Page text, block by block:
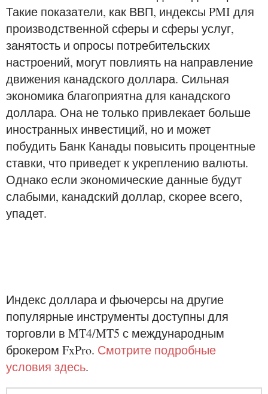
Такие показатели, как ВВП, индексы PMI для
производственной сферы и сферы услуг,
занятость и опросы потребительских
настроений, могут повлиять на направление
движения канадского доллара. Сильная
экономика благоприятна для канадского
доллара. Она не только привлекает больше
иностранных инвестиций, но и может
побудить Банк Канады повысить процентные
ставки, что приведет к укреплению валюты.
Однако если экономические данные будут
слабыми, канадский доллар, скорее всего,
упадет.
Индекс доллара и фьючерсы на другие
популярные инструменты доступны для
торговли в MT4/MT5 с международным
брокером FxPro. Смотрите подробные
условия здесь.